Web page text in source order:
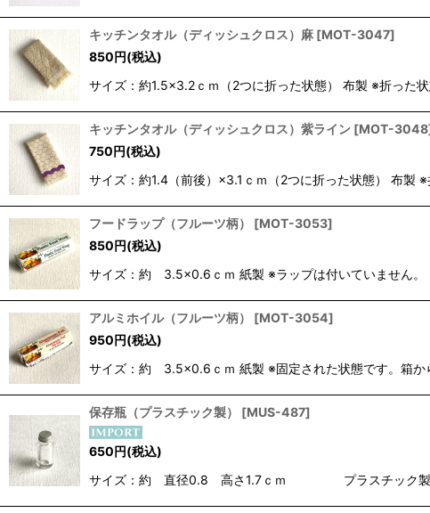
キッチンタオル（ディッシュクロス）麻 [MOT-3047]
850円(税込)
サイズ：約1.5×3.2ｃｍ（2つに折った状態） 布製 ※折った
キッチンタオル（ディッシュクロス）紫ライン [MOT-3048
750円(税込)
サイズ：約1.4（前後）×3.1ｃｍ（2つに折った状態） 布製
フードラップ（フルーツ柄） [MOT-3053]
850円(税込)
サイズ：約 3.5×0.6ｃｍ 紙製 ※ラップは付いていません。
アルミホイル（フルーツ柄） [MOT-3054]
950円(税込)
サイズ：約 3.5×0.6ｃｍ 紙製 ※固定された状態です。箱
保存瓶（プラスチック製） [MUS-487]
650円(税込)
サイズ：約 直径0.8 高さ1.7ｃｍ プラスチック製瓶、